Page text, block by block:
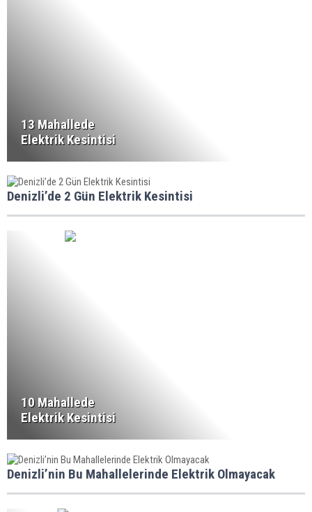
13 Mahallede
Elektrik Kesintisi
Denizli’de 2 Gün Elektrik Kesintisi
10 Mahallede
Elektrik Kesintisi
Denizli’nin Bu Mahallelerinde Elektrik Olmayacak